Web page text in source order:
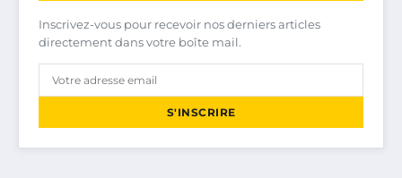
Inscrivez-vous pour recevoir nos derniers articles
directement dans votre boîte mail.
S'INSCRIRE